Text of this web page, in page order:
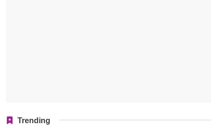
Trending